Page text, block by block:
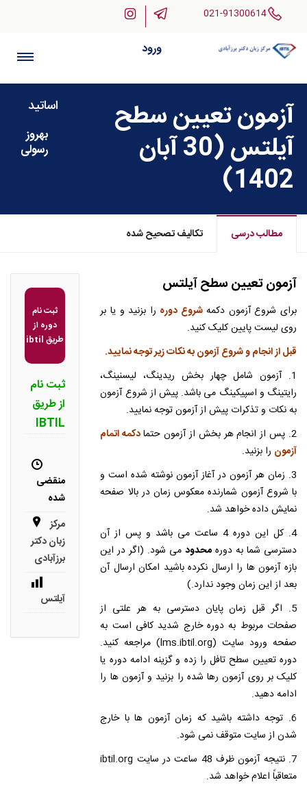
021-91300614
ورود
آزمون تعیین سطح
آیلتس (30 آبان
1402)
اساتید
بهروز
رسولی
مطالب درسی تکالیف تصحیح شده
آزمون تعیین سطح آیلتس
برای شروع آزمون دکمهشروع دوره را بزنید و یا بر
روی لیست پایین کلیک کنید.
قبل از انجام و شروع آزمون به نکات زیر توجه نمایید.
1. آزمون شامل چهار بخش ریدینگ، لیسنینگ،
رایتینگ و اسپیکینگ می باشد. پیش از شروع آزمون
به نکات و تذکرات پیش از آزمون توجه نمایید.
2. پس از انجام هر بخش از آزمون حتما
دکمه اتمام
آزمون را بزنید.
3. زمان هر آزمون در آغاز آزمون نوشته شده است و
با شروع آزمون شمارنده معکوس زمان در بالا صفحه
نمایش داده خواهد شد.
4. کل این دوره 4 ساعت می باشد و پس از آن
دسترسی شما به دوره محدودمی شود. (اگر در این
بازه آزمون ها را ارسال نکرده باشید امکان ارسال آن
بعد از این زمان وجود ندارد.)
5. اگر قبل زمان پایان دسترسی به هر علتی از
صفحات مربوط به دوره خارج شدید کافی است به
صفحه ورود سایت (lms.ibtil.org) مراجعه کنید.
دوره تعیین سطح تافل را زده و گزینه ادامه دوره یا
کلیک بر روی آزمون رها شده را بزنید و آزمون ها را
ادامه دهید.
6. توجه داشته باشید که زمان آزمون ها با خارج
شدن از سایت متوقف نمی شود.
7. نتیجه آزمون ظرف 48 ساعت در سایت ibtil.org
متعاقباً اعلام خواهد شد.
ثبت نام
دوره از
طریق ibtil
ثبت نام
از طریق
IBTIL
منقضی
شده
مرکز
زبان دکتر
برزآبادی
آیلتس